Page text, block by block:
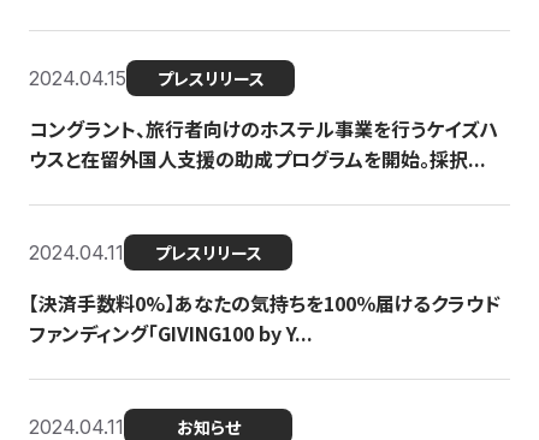
2024.04.15 プレスリリース
コングラント、旅行者向けのホステル事業を行うケイズハ
ウスと在留外国人支援の助成プログラムを開始。採択...
2024.04.11 プレスリリース
【決済手数料0%】あなたの気持ちを100％届けるクラウド
ファンディング「GIVING100 by Y...
2024.04.11 お知らせ